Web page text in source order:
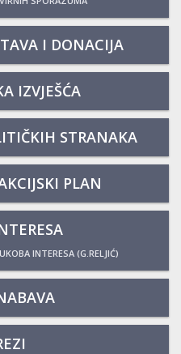
I DONACIJA
IZVJEŠĆA
STRANAKA
PLAN
INTERESA (G.RELJIĆ)